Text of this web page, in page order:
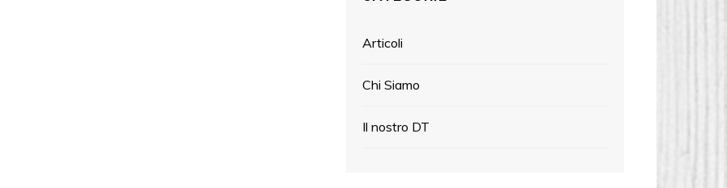
Articoli
Chi Siamo
Il nostro DT